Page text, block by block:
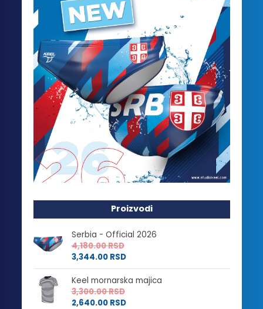
Proizvodi
Serbia - Official 2026
4,180.00RSD
3,344.00 RSD
Keel mornarska majica
3,300.00RSD
2,640.00 RSD